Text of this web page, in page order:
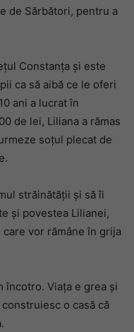
de Sărbători, pentru a
Constanța și este
ca să aibă ce le oferi
ani a lucrat în
de lei, Liliana a rămas
soţul plecat de
străinătăţii şi să îi
şi povestea Lilianei,
care vor rămâne în grija
încotro. Viața e grea și
o casă că